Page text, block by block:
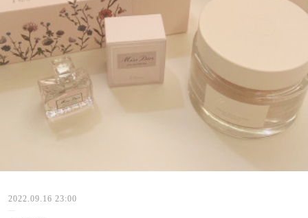
2022.09.16 23:00